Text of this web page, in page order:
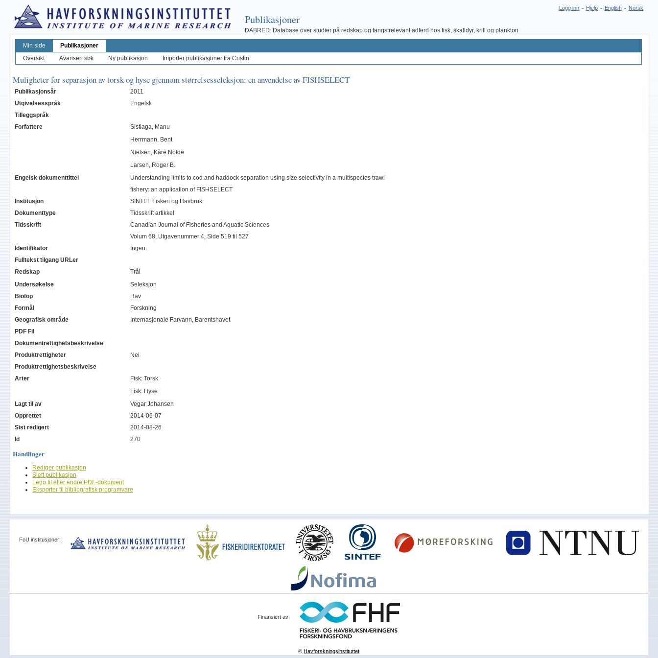
Norsk
-
English
-
Hjelp
-
Logg inn
Publikasjoner
DABRED: Database over studier på redskap og fangstrelevant adferd hos fisk, skalldyr, krill og plankton
Min side
Publikasjoner
Oversikt
Avansert søk Ny publikasjon Importer publikasjoner fra Cristin
Muligheter for separasjon av torsk og hyse gjennom størrelsesseleksjon: en anvendelse av FISHSELECT
Publikasjonsår
2011
Utgivelsesspråk
Engelsk
Tilleggspråk
Forfattere
Sistiaga, Manu
Herrmann, Bent
Nielsen, Kåre Nolde
Larsen, Roger B.
Engelsk dokumenttittel
Understanding limits to cod and haddock separation using size selectivity in a multispecies trawl
fishery: an application of FISHSELECT
Institusjon
SINTEF Fiskeri og Havbruk
Dokumenttype
Tidsskrift artikkel
Tidsskrift
Canadian Journal of Fisheries and Aquatic Sciences
Volum 68, Utgavenummer 4, Side 519 til 527
Identifikator
Ingen:
Fulltekst tilgang URLer
Redskap
Trål
Undersøkelse
Seleksjon
Biotop
Hav
Formål
Forskning
Geografisk område
Internasjonale Farvann, Barentshavet
PDF Fil
Dokumentrettighetsbeskrivelse
Produktrettigheter
Nei
Produktrettighetsbeskrivelse
Arter
Fisk: Torsk
Fisk: Hyse
Lagt til av
Vegar Johansen
Opprettet
2014-06-07
Sist redigert
2014-08-26
Id
270
Handlinger
Rediger publikasjon
Slett publikasjon
Legg til eller endre PDF-dokument
Eksporter til bibliografisk programvare
FoU institusjoner:
Finansiert av:
©Havforskningsinstituttet